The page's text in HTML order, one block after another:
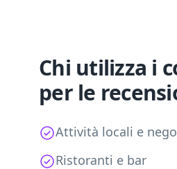
Chi utilizza i
per le
Attività locali e
Ristoranti e bar